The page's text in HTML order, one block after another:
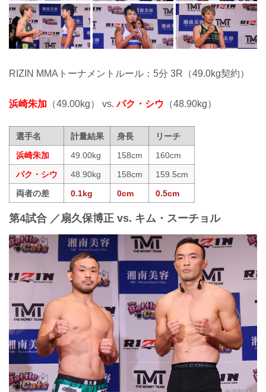
RIZIN MMAトーナメントルール：5分 3R（49.0kg契約）
浜崎朱加 （49.00kg） vs.パク・シウ （48.90kg）
選手名 計量結果 身長
リーチ
浜崎朱加
49.00kg 158cm
160cm
パク・シウ
48.90kg 158cm
159.5cm
両者の差
0.1kg 0cm 0.5cm
第4試合 ／扇久保博正 vs. キム・スーチョル